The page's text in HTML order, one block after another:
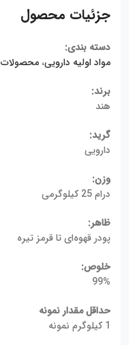
جزئیات محصول
دسته بندی:
مواد اولیه دارویی، محصولات
برند:
هند
گرید:
دارویی
وزن:
درام 25 کیلوگرمی
ظاهر:
پودر قهوه‌ای تا قرمز تیره
خلوص:
99%
حداقل مقدار نمونه
1 کیلوگرم نمونه